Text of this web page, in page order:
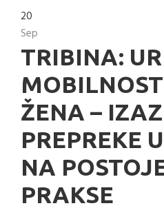
20
Sep
TRIBINA:
ŽENA –
PREPREKE
NA
PRAKSE